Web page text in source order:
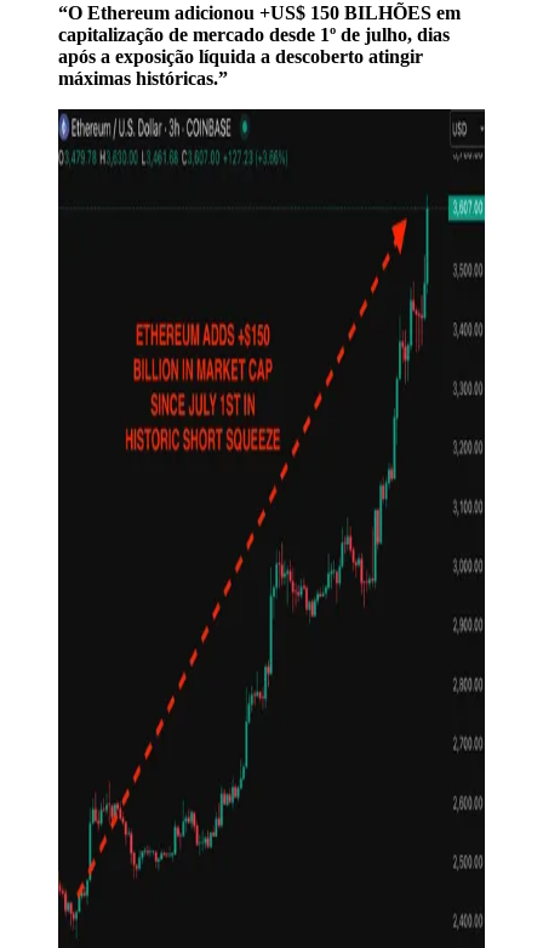
“O Ethereum adicionou +US$ 150 BILHÕES em
capitalização de mercado desde 1º de julho, dias
após a exposição líquida a descoberto atingir
máximas históricas.”